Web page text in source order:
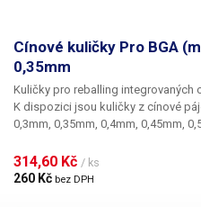
Cínové kuličky Pro BGA
0,35mm
Kuličky pro reballing integrovaných
K dispozici jsou kuličky z cínové
0,3mm, 0,35mm, 0,4mm, 0,45mm,
BGA mřížky pro překuličkování.
kuliček o daném průměru.
314,60 Kč / ks
260 Kč bez DPH